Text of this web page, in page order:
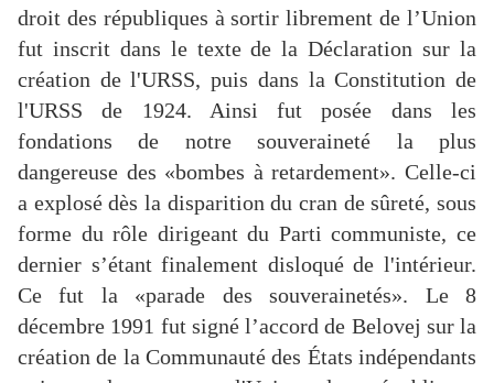
droit des républiques à sortir librement de l’Union
fut inscrit dans le texte de la Déclaration sur la
création de l'URSS, puis dans la Constitution de
l'URSS de 1924. Ainsi fut posée dans les
fondations de notre souveraineté la plus
dangereuse des «bombes à retardement». Celle-ci
a explosé dès la disparition du cran de sûreté, sous
forme du rôle dirigeant du Parti communiste, ce
dernier s’étant finalement disloqué de l'intérieur.
Ce fut la «parade des souverainetés». Le 8
décembre 1991 fut signé l’accord de Belovej sur la
création de la Communauté des États indépendants